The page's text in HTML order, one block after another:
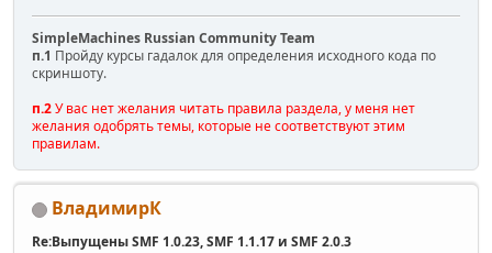
SimpleMachines Russian Community Team
п.1 Пройду курсы гадалок для определения исходного кода по
скриншоту.
п.2У вас нет желания читать правила раздела, у меня нет
желания одобрять темы, которые не соответствуют этим
правилам.
ВладимирК
Re:Выпущены SMF 1.0.23, SMF 1.1.17 и SMF 2.0.3